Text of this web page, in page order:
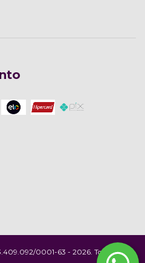
0001-63 - 2026. Todos os